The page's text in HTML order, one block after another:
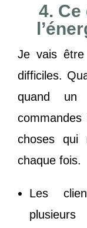
4. Ce
Je vais
difficiles.
quand
choses qui
chaque fois.
Les